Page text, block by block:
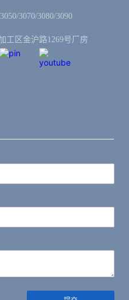
3070/3080/3090
工区金沪路1269号厂房